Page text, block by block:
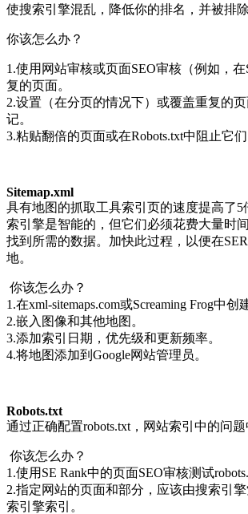
使搜索引擎混乱，降低你的排名，并被排
你该怎么办？
1.使用网站审核或页面SEO审核（例如，
复的页面。
2.设置（在分页的情况下）或覆盖重复的
记。
3.粘贴翻倍的页面或在Robots.txt中阻止它们
Sitemap.xml
具有地图的抓取工具索引页的速度提高了5
索引擎是智能的，但它们必须花费大量时
找到所需的数据。加快此过程，以便在
地。
你该怎么办？
1.在xml-sitemaps.com或Screaming Frog中创
2.嵌入图像和其他地图。
3.添加索引日期，优先级和更新频率。
4.将地图添加到Google网站管理员。
Robots.txt
通过正确配置robots.txt，网站索引中的问题
你该怎么办？
1.使用SE Rank中的页面SEO审核测试
2.指定网站的页面和部分，应该由搜索引
索引擎索引。